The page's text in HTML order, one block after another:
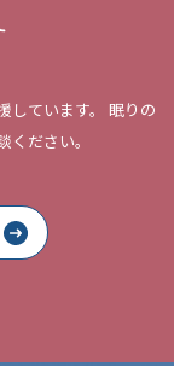
ています。
眠りの
ださい。